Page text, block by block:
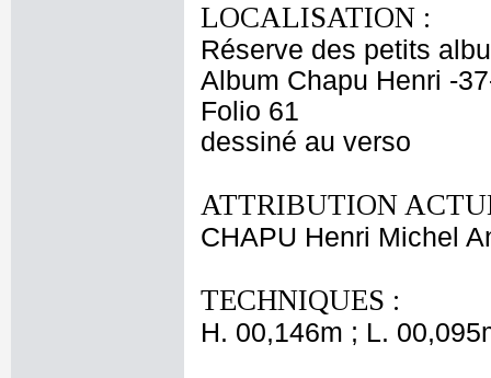
LOCALISATION :
Réserve des petits
Album Chapu Henri -
Folio 61
dessiné au verso
ATTRIBUTION
CHAPU Henri Michel
TECHNIQUES :
H. 00,146m ; L.